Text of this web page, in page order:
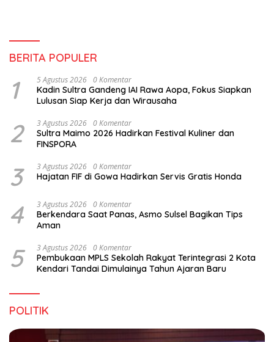
BERITA POPULER
1 5 Agustus 2026 0 Komentar
Kadin Sultra Gandeng IAI Rawa Aopa, Fokus Siapkan
Lulusan Siap Kerja dan Wirausaha
2 3 Agustus 2026 0 Komentar
Sultra Maimo 2026 Hadirkan Festival Kuliner dan
FINSPORA
3 3 Agustus 2026 0 Komentar
Hajatan FIF di Gowa Hadirkan Servis Gratis Honda
4 3 Agustus 2026 0 Komentar
Berkendara Saat Panas, Asmo Sulsel Bagikan Tips
Aman
5 3 Agustus 2026 0 Komentar
Pembukaan MPLS Sekolah Rakyat Terintegrasi 2 Kota
Kendari Tandai Dimulainya Tahun Ajaran Baru
POLITIK